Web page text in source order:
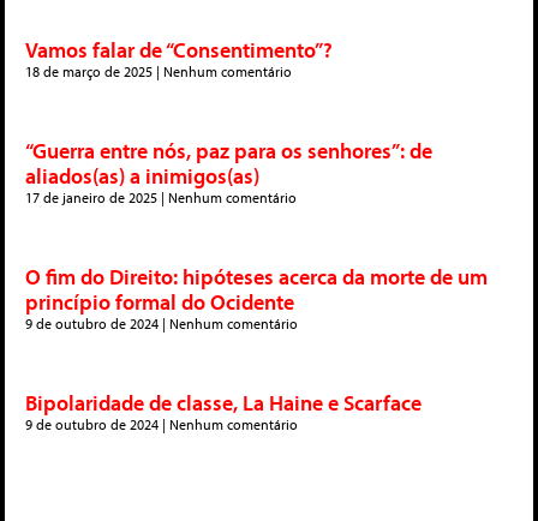
Vamos falar de “Consentimento”?
18 de março de 2025 Nenhum comentário
“Guerra entre nós, paz para os senhores”: de
aliados(as) a inimigos(as)
17 de janeiro de 2025 Nenhum comentário
O fim do Direito: hipóteses acerca da morte de um
princípio formal do Ocidente
9 de outubro de 2024 Nenhum comentário
Bipolaridade de classe, La Haine e Scarface
9 de outubro de 2024 Nenhum comentário